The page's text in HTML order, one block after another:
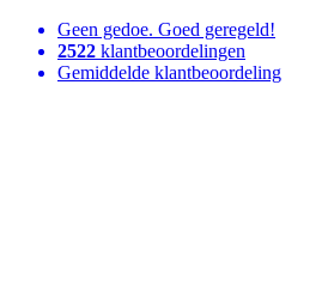
Geen gedoe. Goed geregeld!
2522 klantbeoordelingen
Gemiddelde klantbeoordeling